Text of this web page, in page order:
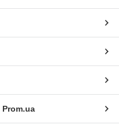
Prom.ua